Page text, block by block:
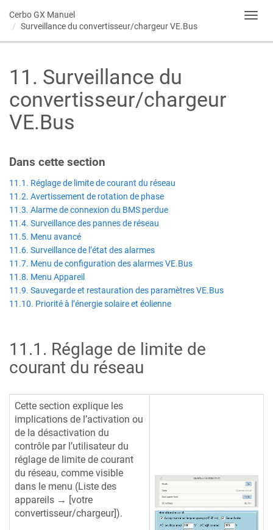
Cerbo GX Manuel
Surveillance du convertisseur/chargeur VE.Bus
11 . Surveillance du
convertisseur/chargeur
VE.Bus
Dans cette section​
11.1. Réglage de limite de courant du réseau
11.2. Avertissement de rotation de phase
11.3. Alarme de connexion du BMS perdue
11.4. Surveillance des pannes de réseau
11.5. Menu avancé
11.6. Surveillance de l’état des alarmes
11.7. Menu de configuration des alarmes VE.Bus
11.8. Menu Appareil
11.9. Sauvegarde et restauration des paramètres VE.Bus
11.10. Priorité à l’énergie solaire et éolienne
11.1 . Réglage de limite de
courant du réseau
Cette section explique les
implications de l’activation ou
de la désactivation du
contrôle par l’utilisateur du
réglage de limite de courant
du réseau, comme visible
dans le menu (Liste des
appareils → [votre
convertisseur/chargeur]).